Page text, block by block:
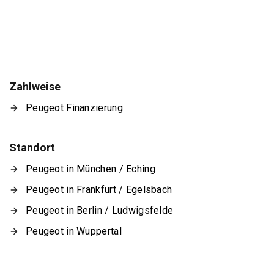
Zahlweise
Peugeot Finanzierung
Standort
Peugeot in München / Eching
Peugeot in Frankfurt / Egelsbach
Peugeot in Berlin / Ludwigsfelde
Peugeot in Wuppertal